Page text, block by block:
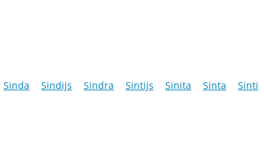
Sinda Sindijs Sindra Sintijs Sinita Sinta Sinti